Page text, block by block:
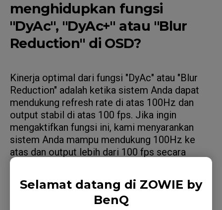
Selamat datang di ZOWIE by
BenQ
menghidupkan fungsi
"DyAc", "DyAc+" atau "Blur
Reduction" di OSD?
Kinerja optimal dari fungsi "DyAc" atau "Blur
Reduction" adalah ketika sistem Anda dapat
mendukung refresh rate di atas 100Hz dan
output stabil di atas 100 fps. Jika ingin
mengaktifkan fungsi ini, kami menyarankan
sistem Anda mampu mendukung 100Hz ke
atas dan output lebih dari 100 fps secara
stabil.